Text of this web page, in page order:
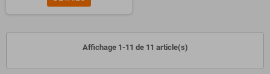
Affichage 1-11 de 11 article(s)